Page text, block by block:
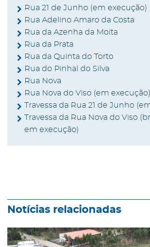
Rua 21 de Junho (em execução)
Rua Adelino Amaro da Costa
Rua da Azenha da Moita
Rua da Prata
Rua da Quinta do Torto
Rua do Pinhal do Silva
Rua Nova
Rua Nova do Viso (em execução)
Travessa da Rua 21 de Junho
Travessa da Rua Nova do Viso
em execução)
Notícias relacionadas